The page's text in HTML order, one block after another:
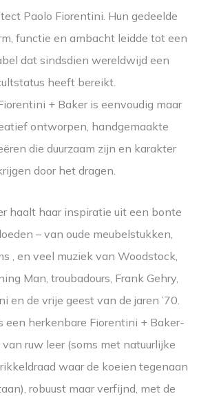
Paolo Fiorentini. Hun gedeelde
functie en ambacht leidde tot een
dat sindsdien wereldwijd een
heeft bereikt.
+ Baker is eenvoudig maar
ontworpen, handgemaakte
die duurzaam zijn en karakter
door het dragen.
haalt haar inspiratie uit een bonte
– van oude meubelstukken,
, en veel muziek van Woodstock,
Man, troubadours, Frank Gehry,
en de vrije geest van de jaren ’70.
een herkenbare Fiorentini + Baker-
van ruw leer (soms met natuurlijke
waar de koeien tegenaan
robuust maar verfijnd, met de